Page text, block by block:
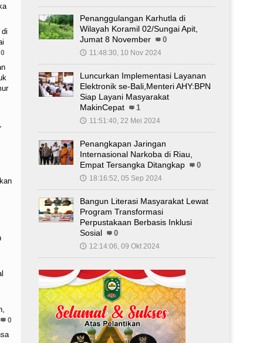
0
0
Penanggulangan Karhutla di
Wilayah Koramil 02/Sungai Apit,
Jumat 8 November
0
🕔 11:48:30, 10 Nov 2024
Luncurkan Implementasi Layanan
Elektronik se-Bali,Menteri AHY:BPN
Siap Layani Masyarakat
MakinCepat
1
🕔 11:51:40, 22 Mei 2024
Penangkapan Jaringan
Internasional Narkoba di Riau,
Empat Tersangka Ditangkap
0
🕔 18:16:52, 05 Sep 2024
Bangun Literasi Masyarakat Lewat
Program Transformasi
Perpustakaan Berbasis Inklusi
Sosial
0
🕔 12:14:06, 09 Okt 2024